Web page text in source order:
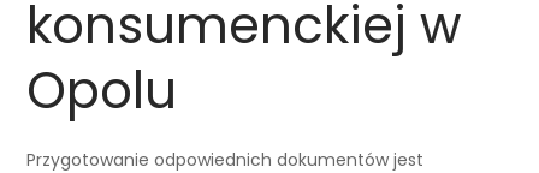
konsumenckiej w
Opolu
Przygotowanie odpowiednich dokumentów jest